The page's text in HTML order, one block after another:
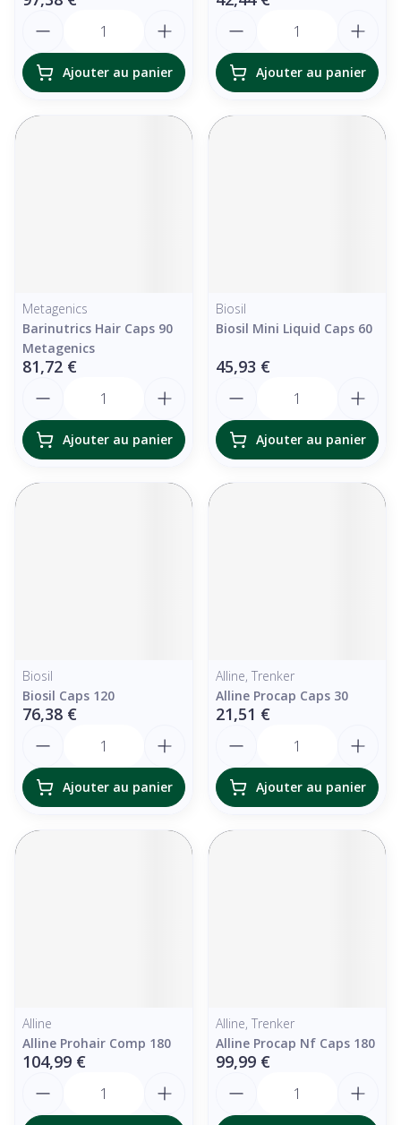
Ajouter au panier Ajouter au panier
Metagenics
Barinutrics Hair Caps 90
Metagenics
81,72 €
Ajouter au panier
Biosil
Biosil Mini Liquid Caps 60
45,93 €
Ajouter au panier
Biosil
Biosil Caps 120
76,38 €
Ajouter au panier
Alline, Trenker
Alline Procap Caps 30
21,51 €
Ajouter au panier
Alline
Alline Prohair Comp 180
104,99 €
Alline, Trenker
Alline Procap Nf Caps 180
99,99 €